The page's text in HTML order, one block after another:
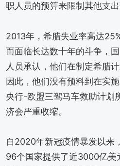
职人员的预算来限制其他支出
2013年，希腊失业率高达
而面临长达数十年的斗争，
人员承认，他们在制定希腊
因此，他们没有预料到在实
央行-欧盟三驾马车救助计划
济会严重收缩。
自2020年新冠疫情暴发以来
96个国家提供了近3000亿美